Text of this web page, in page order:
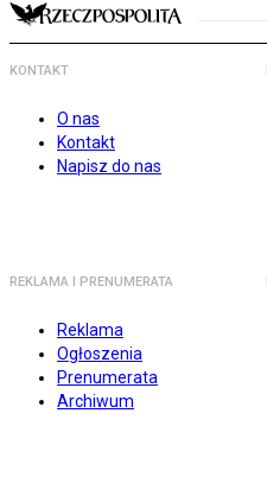
KONTAKT
O nas
Kontakt
Napisz do nas
REKLAMA I PRENUMERATA
Reklama
Ogłoszenia
Prenumerata
Archiwum